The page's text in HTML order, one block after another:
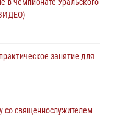
занятие для
занятие для
со священнослужителем